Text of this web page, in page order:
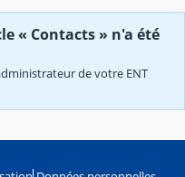
« Contacts » n'a été
de votre ENT